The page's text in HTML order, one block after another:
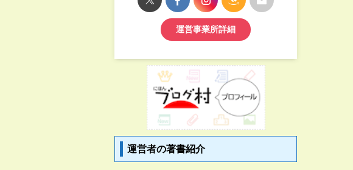
運営事業所詳細
運営者の著書紹介